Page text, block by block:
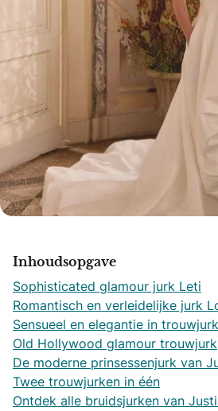
Inhoudsopgave
Sophisticated glamour jurk Leti
Romantisch en verleidelijke jurk
Sensueel en elegantie in
Old Hollywood glamour trouwjurk
De moderne prinsessenjurk van
Twee trouwjurken in één
Ontdek alle bruidsjurken van